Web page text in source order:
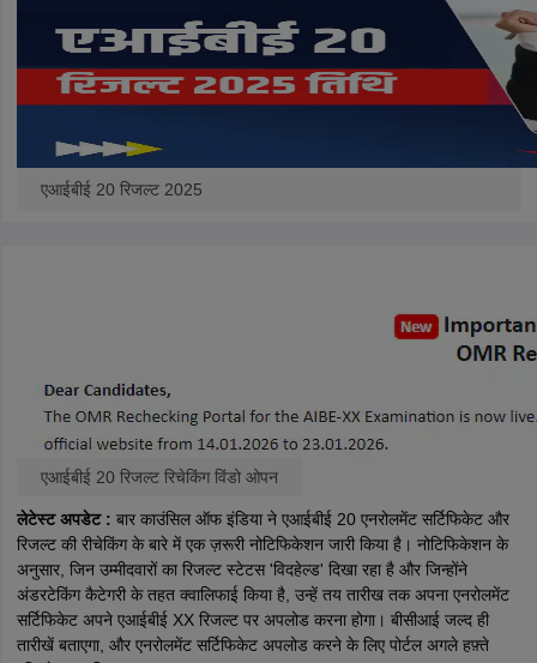
एआईबीई 20 रिजल्ट 2025
एआईबीई 20 रिजल्ट रिचेकिंग विंडो ओपन
लेटेस्ट अपडेट : बार काउंसिल ऑफ इंडिया ने एआईबीई 20 एनरोलमेंट सर्टिफिकेट और
रिजल्ट की रीचेकिंग के बारे में एक ज़रूरी नोटिफिकेशन जारी किया है। नोटिफिकेशन के
अनुसार, जिन उम्मीदवारों का रिजल्ट स्टेटस 'विदहेल्ड' दिखा रहा है और जिन्होंने
अंडरटेकिंग कैटेगरी के तहत क्वालिफाई किया है, उन्हें तय तारीख तक अपना एनरोलमेंट
सर्टिफिकेट अपने एआईबीई XX रिजल्ट पर अपलोड करना होगा। बीसीआई जल्द ही
तारीखें बताएगा, और एनरोलमेंट सर्टिफिकेट अपलोड करने के लिए पोर्टल अगले हफ़्ते